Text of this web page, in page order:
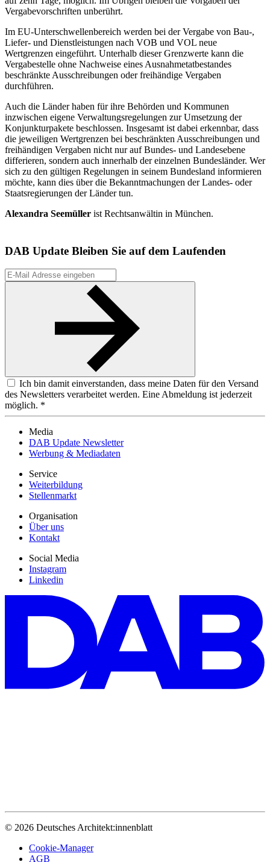
Vergabevorschriften unberührt.
Im EU-Unterschwellenbereich werden bei der Vergabe von Bau-,
Liefer- und Dienstleistungen nach VOB und VOL neue
Wertgrenzen eingeführt. Unterhalb dieser Grenzwerte kann die
Vergabestelle ohne Nachweise eines Ausnahmetatbestandes
beschränkte Ausschreibungen oder freihändige Vergaben
durchführen.
Auch die Länder haben für ihre Behörden und Kommunen
inzwischen eigene Verwaltungsregelungen zur Umsetzung der
Konjunkturpakete beschlossen. Insgesamt ist dabei erkennbar, dass
die jeweiligen Wertgrenzen bei beschränkten Ausschreibungen und
freihändigen Vergaben nicht nur auf Bundes- und Landesebene
differieren, sondern auch innerhalb der einzelnen Bundesländer. Wer
sich zu den gültigen Regelungen in seinem Bundesland informieren
möchte, kann dies über die Bekanntmachungen der Landes- oder
Staatsregierungen der Länder tun.
Alexandra Seemüller ist Rechtsanwältin in München.
DAB Update Bleiben Sie auf dem Laufenden
Ich bin damit einverstanden, dass meine Daten für den Versand
des Newsletters verarbeitet werden. Eine Abmeldung ist jederzeit
möglich. *
Media
DAB Update Newsletter
Werbung & Mediadaten
Service
Weiterbildung
Stellenmarkt
Organisation
Über uns
Kontakt
Social Media
Instagram
Linkedin
© 2026 Deutsches Architekt:innenblatt
Cookie-Manager
AGB